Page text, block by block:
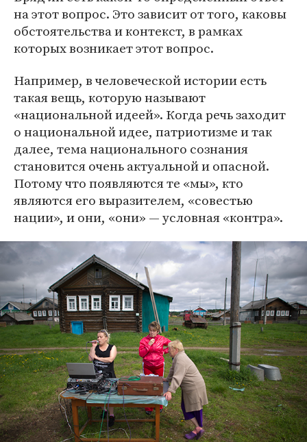
на этот вопрос. Это зависит от того, каковы
обстоятельства и контекст, в рамках
которых возникает этот вопрос.
Например, в человеческой истории есть
такая вещь, которую называют
«национальной идеей». Когда речь заходит
о национальной идее, патриотизме и так
далее, тема национального сознания
становится очень актуальной и опасной.
Потому что появляются те «мы», кто
являются его выразителем, «совестью
нации», и они, «они» — условная «контра».